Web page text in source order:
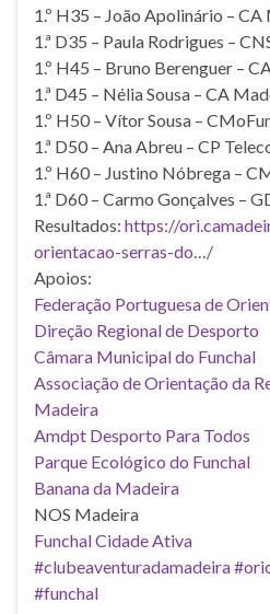
1.º H35 – João Apolinário –
1.ª D35 – Paula Rodrigues –
1.º H45 – Bruno Berenguer –
1.ª D45 – Nélia Sousa – CA
1.º H50 – Vítor Sousa –
1.ª D50 – Ana Abreu – CP
1.º H60 – Justino Nóbrega –
1.ª D60 – Carmo Gonçalves –
Resultados: https://
orientacao-serras-do…/
Apoios:
Federação Portuguesa de
Direção Regional de Desporto
Câmara Municipal do Funchal
Associação de Orientação da
Madeira
Amdpt Desporto Para Todos
Parque Ecológico do Funchal
Banana da Madeira
NOS Madeira
Funchal Cidade Ativa
#clubeaventuradamadeira
#funchal